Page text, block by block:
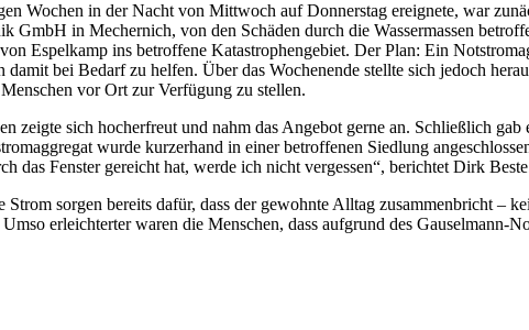
Wochen in der Nacht von Mittwoch auf Donnerstag ereignete, war
GmbH in Mechernich, von den Schäden durch die Wassermassen
Espelkamp ins betroffene Katastrophengebiet. Der Plan: Ein
bei Bedarf zu helfen. Über das Wochenende stellte sich jedoch
vor Ort zur Verfügung zu stellen.
zeigte sich hocherfreut und nahm das Angebot gerne an. Schließlich
wurde kurzerhand in einer betroffenen Siedlung
das Fenster gereicht hat, werde ich nicht vergessen“, berichtet Dirk
sorgen bereits dafür, dass der gewohnte Alltag zusammenbricht –
erleichterter waren die Menschen, dass aufgrund des